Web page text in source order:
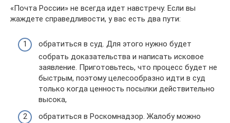
«Почта России» не всегда идет навстречу. Если вы
жаждете справедливости, у вас есть два пути:
обратиться в суд. Для этого нужно будет
собрать доказательства и написать исковое
заявление. Приготовьтесь, что процесс будет не
быстрым, поэтому целесообразно идти в суд
только когда ценность посылки действительно
высока,
обратиться в Роскомнадзор. Жалобу можно